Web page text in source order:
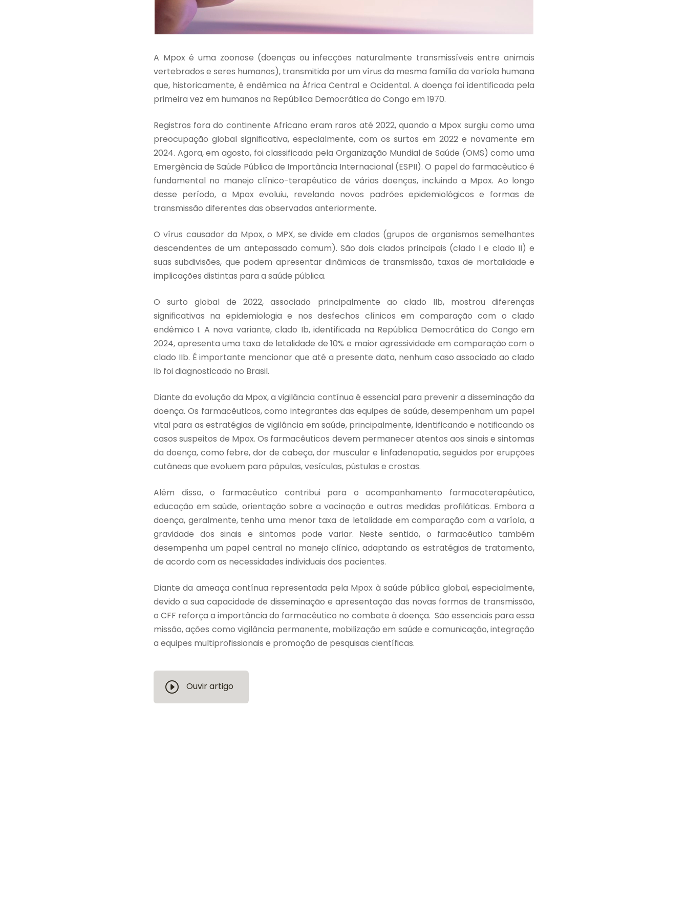
A Mpox é uma zoonose (doenças ou infecções naturalmente transmissíveis entre animais
vertebrados e seres humanos), transmitida por um vírus da mesma família da varíola humana
que, historicamente, é endêmica na África Central e Ocidental. A doença foi identificada pela
primeira vez em humanos na República Democrática do Congo em 1970.
Registros fora do continente Africano eram raros até 2022, quando a Mpox surgiu como uma
preocupação global significativa, especialmente, com os surtos em 2022 e novamente em
2024. Agora, em agosto, foi classificada pela Organização Mundial de Saúde (OMS) como uma
Emergência de Saúde Pública de Importância Internacional (ESPII). O papel do farmacêutico é
fundamental no manejo clínico-terapêutico de várias doenças, incluindo a Mpox. Ao longo
desse período, a Mpox evoluiu, revelando novos padrões epidemiológicos e formas de
transmissão diferentes das observadas anteriormente.
O vírus causador da Mpox, o MPX, se divide em clados (grupos de organismos semelhantes
descendentes de um antepassado comum). São dois clados principais (clado I e clado II) e
suas subdivisões, que podem apresentar dinâmicas de transmissão, taxas de mortalidade e
implicações distintas para a saúde pública.
O surto global de 2022, associado principalmente ao clado IIb, mostrou diferenças
significativas na epidemiologia e nos desfechos clínicos em comparação com o clado
endêmico I. A nova variante, clado Ib, identificada na República Democrática do Congo em
2024, apresenta uma taxa de letalidade de 10% e maior agressividade em comparação com o
clado IIb. É importante mencionar que até a presente data, nenhum caso associado ao clado
Ib foi diagnosticado no Brasil.
Diante da evolução da Mpox, a vigilância contínua é essencial para prevenir a disseminação da
doença. Os farmacêuticos, como integrantes das equipes de saúde, desempenham um papel
vital para as estratégias de vigilância em saúde, principalmente, identificando e notificando os
casos suspeitos de Mpox. Os farmacêuticos devem permanecer atentos aos sinais e sintomas
da doença, como febre, dor de cabeça, dor muscular e linfadenopatia, seguidos por erupções
cutâneas que evoluem para pápulas, vesículas, pústulas e crostas.
Além disso, o farmacêutico contribui para o acompanhamento farmacoterapêutico,
educação em saúde, orientação sobre a vacinação e outras medidas profiláticas. Embora a
doença, geralmente, tenha uma menor taxa de letalidade em comparação com a varíola, a
gravidade dos sinais e sintomas pode variar. Neste sentido, o farmacêutico também
desempenha um papel central no manejo clínico, adaptando as estratégias de tratamento,
de acordo com as necessidades individuais dos pacientes.
Diante da ameaça contínua representada pela Mpox à saúde pública global, especialmente,
devido a sua capacidade de disseminação e apresentação das novas formas de transmissão,
o CFF reforça a importância do farmacêutico no combate à doença. São essenciais para essa
missão, ações como vigilância permanente, mobilização em saúde e comunicação, integração
a equipes multiprofissionais e promoção de pesquisas científicas.
Ouvir artigo